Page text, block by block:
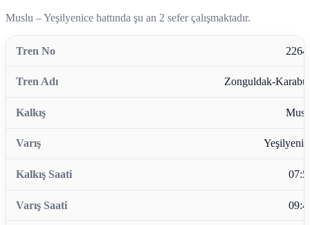
Muslu – Yeşilyenice hattında şu an 2 sefer çalışmaktadır.
Zonguldak-